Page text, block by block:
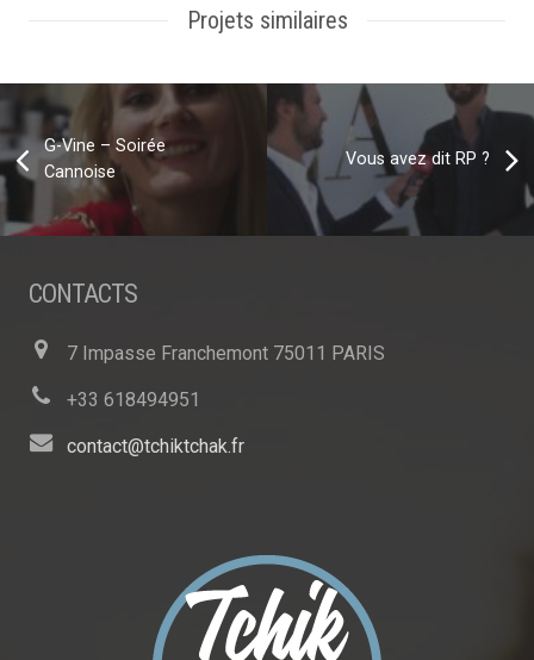
Projets similaires
G-Vine – Soirée
Cannoise
Vous avez dit RP ?
CONTACTS
7 Impasse Franchemont 75011 PARIS
+33 618494951
contact@tchiktchak.fr